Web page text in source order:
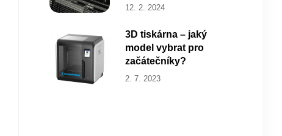
12. 2. 2024
3D tiskárna – jaký
model vybrat pro
začátečníky?
2. 7. 2023